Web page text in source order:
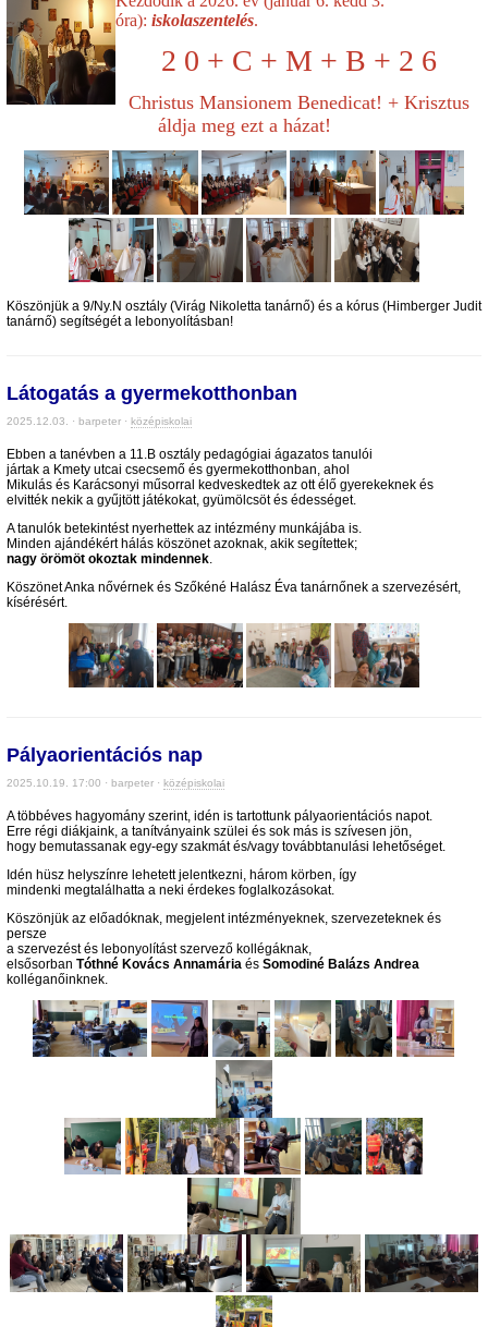
óra): iskolaszentelés.
2 0 + C + M + B + 2 6
Christus Mansionem Benedicat! + Krisztus
áldja meg ezt a házat!
Köszönjük a 9/Ny.N osztály (Virág Nikoletta tanárnő) és a kórus (Himberger Judit
tanárnő) segítségét a lebonyolításban!
Látogatás a gyermekotthonban
2025.12.03. · barpeter · középiskolai
Ebben a tanévben a 11.B osztály pedagógiai ágazatos tanulói
jártak a Kmety utcai csecsemő és gyermekotthonban, ahol
Mikulás és Karácsonyi műsorral kedveskedtek az ott élő gyerekeknek és
elvitték nekik a gyűjtött játékokat, gyümölcsöt és édességet.
A tanulók betekintést nyerhettek az intézmény munkájába is.
Minden ajándékért hálás köszönet azoknak, akik segítettek;
nagy örömöt okoztak mindennek.
Köszönet Anka nővérnek és Szőkéné Halász Éva tanárnőnek a szervezésért,
kísérésért.
Pályaorientációs nap
2025.10.19. 17:00 · barpeter · középiskolai
A többéves hagyomány szerint, idén is tartottunk pályaorientációs napot.
Erre régi diákjaink, a tanítványaink szülei és sok más is szívesen jön,
hogy bemutassanak egy-egy szakmát és/vagy továbbtanulási lehetőséget.
Idén hüsz helyszínre lehetett jelentkezni, három körben, így
mindenki megtalálhatta a neki érdekes foglalkozásokat.
Köszönjük az előadóknak, megjelent intézményeknek, szervezeteknek és
persze
a szervezést és lebonyolítást szervező kollégáknak,
elsősorban Tóthné Kovács Annamária és Somodiné Balázs Andrea
kolléganőinknek.